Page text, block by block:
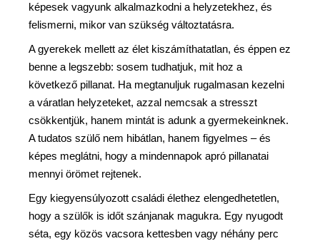
képesek vagyunk alkalmazkodni a helyzetekhez, és
felismerni, mikor van szükség változtatásra.
A gyerekek mellett az élet kiszámíthatatlan, és éppen ez
benne a legszebb: sosem tudhatjuk, mit hoz a
következő pillanat. Ha megtanuljuk rugalmasan kezelni
a váratlan helyzeteket, azzal nemcsak a stresszt
csökkentjük, hanem mintát is adunk a gyermekeinknek.
A tudatos szülő nem hibátlan, hanem figyelmes – és
képes meglátni, hogy a mindennapok apró pillanatai
mennyi örömet rejtenek.
Egy kiegyensúlyozott családi élethez elengedhetetlen,
hogy a szülők is időt szánjanak magukra. Egy nyugodt
séta, egy közös vacsora kettesben vagy néhány perc